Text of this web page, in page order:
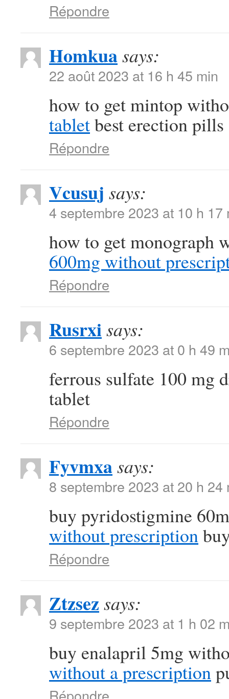
Répondre
Homkuasays:
22 août 2023 at 16 h 45 min
how to get mintop
tabletbest erection pills
Répondre
Vcusuj says:
4 septembre 2023 at 10 h 17
how to get monograph
600mg without
Répondre
Rusrxisays:
6 septembre 2023 at 0 h 49
ferrous sulfate 100 mg
tablet
Répondre
Fyvmxasays:
8 septembre 2023 at 20 h 24
buy pyridostigmine
without prescription
Répondre
Ztzsez says:
9 septembre 2023 at 1 h 02
buy enalapril 5mg
without a prescription